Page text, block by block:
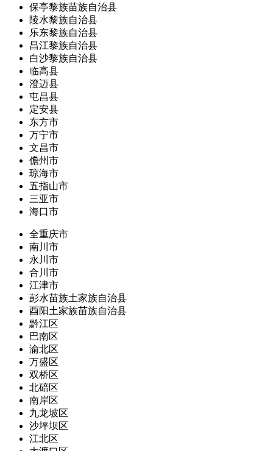
保亭黎族苗族自治县
陵水黎族自治县
乐东黎族自治县
昌江黎族自治县
白沙黎族自治县
临高县
澄迈县
屯昌县
定安县
东方市
万宁市
文昌市
儋州市
琼海市
五指山市
三亚市
海口市
全重庆市
南川市
永川市
合川市
江津市
彭水苗族土家族自治县
酉阳土家族苗族自治县
黔江区
巴南区
渝北区
万盛区
双桥区
北碚区
南岸区
九龙坡区
沙坪坝区
江北区